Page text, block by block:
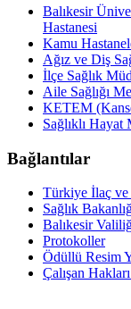
Balıkesir
Hastanesi
Kamu
Ağız ve Diş
İlçe Sağlık
Aile Sağlığı
KETEM
Sağlıklı
Bağlantılar
Türkiye İlaç
Sağlık
Balıkesir
Protokoller
Ödüllü Resim
Çalışan